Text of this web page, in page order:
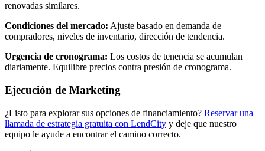
renovadas similares.
Condiciones del mercado: Ajuste basado en demanda de
compradores, niveles de inventario, dirección de tendencia.
Urgencia de cronograma: Los costos de tenencia se acumulan
diariamente. Equilibre precios contra presión de cronograma.
Ejecución de Marketing
¿Listo para explorar sus opciones de financiamiento? Reservar una
llamada de estrategia gratuita con LendCity y deje que nuestro
equipo le ayude a encontrar el camino correcto.